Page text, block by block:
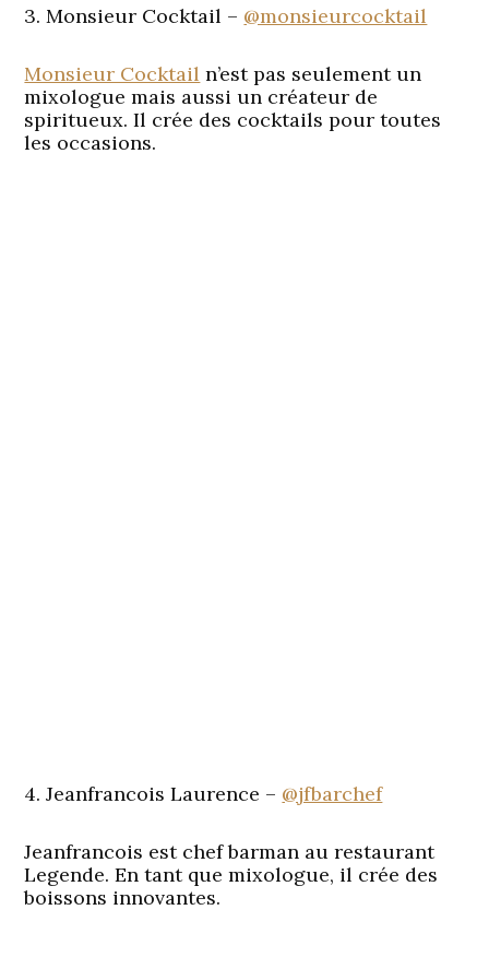
3. Monsieur Cocktail – @monsieurcocktail
Monsieur Cocktail n’est pas seulement un
mixologue mais aussi un créateur de
spiritueux. Il crée des cocktails pour toutes
les occasions.
4. Jeanfrancois Laurence – @jfbarchef
Jeanfrancois est chef barman au restaurant
Legende. En tant que mixologue, il crée des
boissons innovantes.